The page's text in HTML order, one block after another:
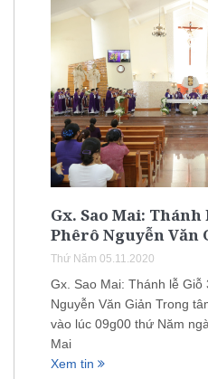
Gx. Sao Mai: Thánh
Phêrô Nguyễn Văn
Thứ Năm 05.11.2020
Gx. Sao Mai: Thánh lễ Giỗ
Nguyễn Văn Giản Trong
vào lúc 09g00 thứ Năm
Mai
Xem tin